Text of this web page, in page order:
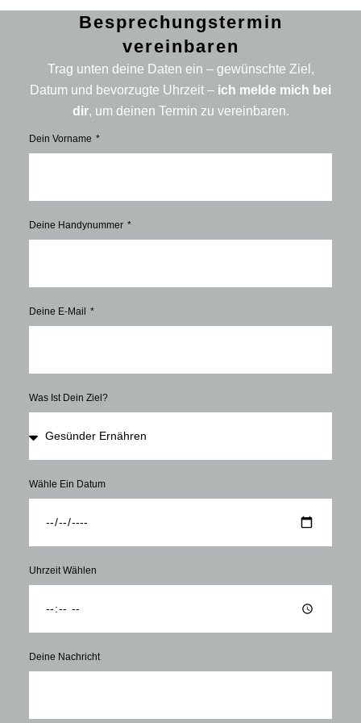
Besprechungstermin
vereinbaren
Trag unten deine Daten ein – gewünschte Ziel,
Datum und bevorzugte Uhrzeit – ich melde mich bei
dir, um deinen Termin zu vereinbaren.
Dein Vorname
Deine Handynummer
Deine E-Mail
Was Ist Dein Ziel?
Wähle Ein Datum
Uhrzeit Wählen
Deine Nachricht